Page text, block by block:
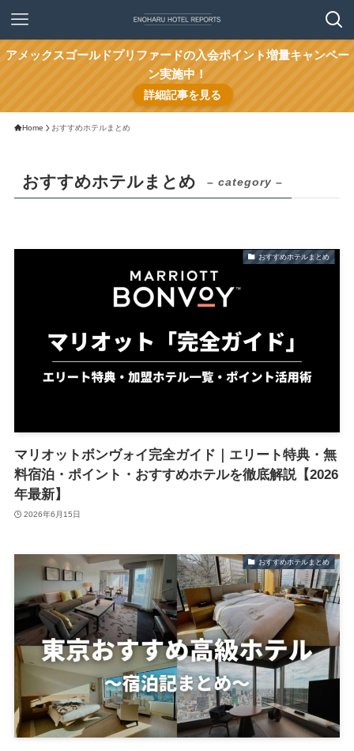
アメックスゴールドプリファードの入会ポイント増量キャンペー
ン実施中！
詳細記事を見る
Home おすすめホテルまとめ
おすすめホテルまとめ – category –
おすすめホテルまとめ
マリオットボンヴォイ完全ガイド｜エリート特典・無
料宿泊・ポイント・おすすめホテルを徹底解説【2026
年最新】
2026年6月15日
おすすめホテルまとめ